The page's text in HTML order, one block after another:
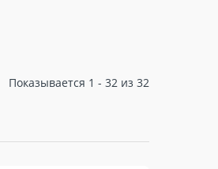
Показывается 1 - 32 из 32